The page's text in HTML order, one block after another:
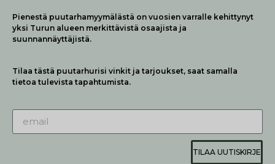
Pienestä puutarhamyymälästä on vuosien varralle kehittynyt
yksi Turun alueen merkittävistä osaajista ja
suunnannäyttäjistä.
Tilaa tästä puutarhurisi vinkit ja tarjoukset, saat samalla
tietoa tulevista tapahtumista.
TILAA UUTISKIRJE